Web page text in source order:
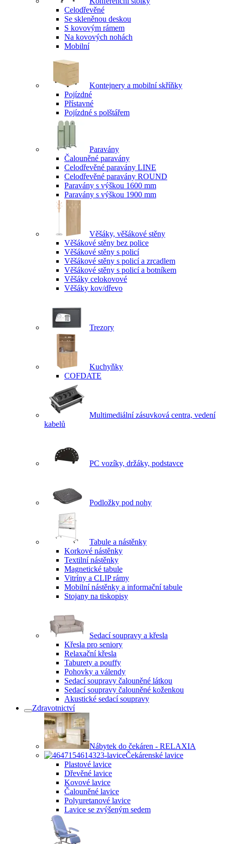
Celodřevěné
Se skleněnou deskou
S kovovým rámem
Na kovových nohách
Mobilní
Kontejnery a mobilní skříňky
Pojízdné
Přístavné
Pojízdné s polštářem
Paravány
Čalouněné paravány
Celodřevěné paravány LINE
Celodřevěné paravány ROUND
Paravány s výškou 1600 mm
Paravány s výškou 1900 mm
Věšáky, věšákové stěny
Věšákové stěny bez police
Věšákové stěny s policí
Věšákové stěny s policí a zrcadlem
Věšákové stěny s policí a botníkem
Věšáky celokovové
Věšáky kov/dřevo
Trezory
Kuchyňky
COFDATE
Multimediální zásuvková centra, vedení
kabelů
PC vozíky, držáky, podstavce
Podložky pod nohy
Tabule a nástěnky
Korkové nástěnky
Textilní nástěnky
Magnetické tabule
Vitríny a CLIP rámy
Mobilní nástěnky a informační tabule
Stojany na tiskopisy
Sedací soupravy a křesla
Křesla pro seniory
Relaxační křesla
Taburety a pouffy
Pohovky a válendy
Sedací soupravy čalouněné látkou
Sedací soupravy čalouněné koženkou
Akustické sedací soupravy
Zdravotnictví
Nábytek do čekáren - RELAXIA
Čekárenské lavice
Plastové lavice
Dřevěné lavice
Kovové lavice
Čalouněné lavice
Polyuretanové lavice
Lavice se zvýšeným sedem